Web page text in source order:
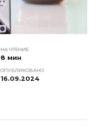
НА ЧТЕНИЕ
8 мин
ОПУБЛИКОВАНО
16.09.2024